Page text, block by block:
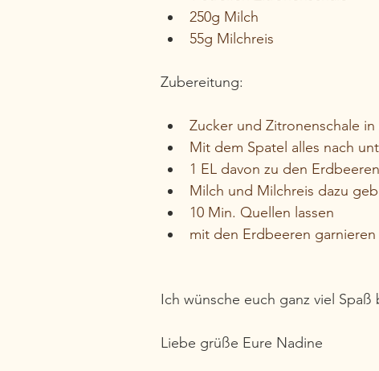
250g Milch
55g Milchreis
Zubereitung:
Zucker und Zitronenschale
Mit dem Spatel alles nach
1 EL davon zu den
Milch und Milchreis dazu
10 Min. Quellen lassen
mit den Erdbeeren garnieren
Ich wünsche euch ganz viel Spaß
Liebe grüße Eure Nadine